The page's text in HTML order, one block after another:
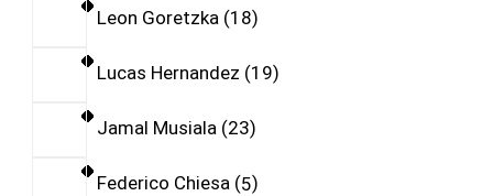
Leon Goretzka 18
Lucas Hernandez 19
Jamal Musiala 23
Federico Chiesa 5